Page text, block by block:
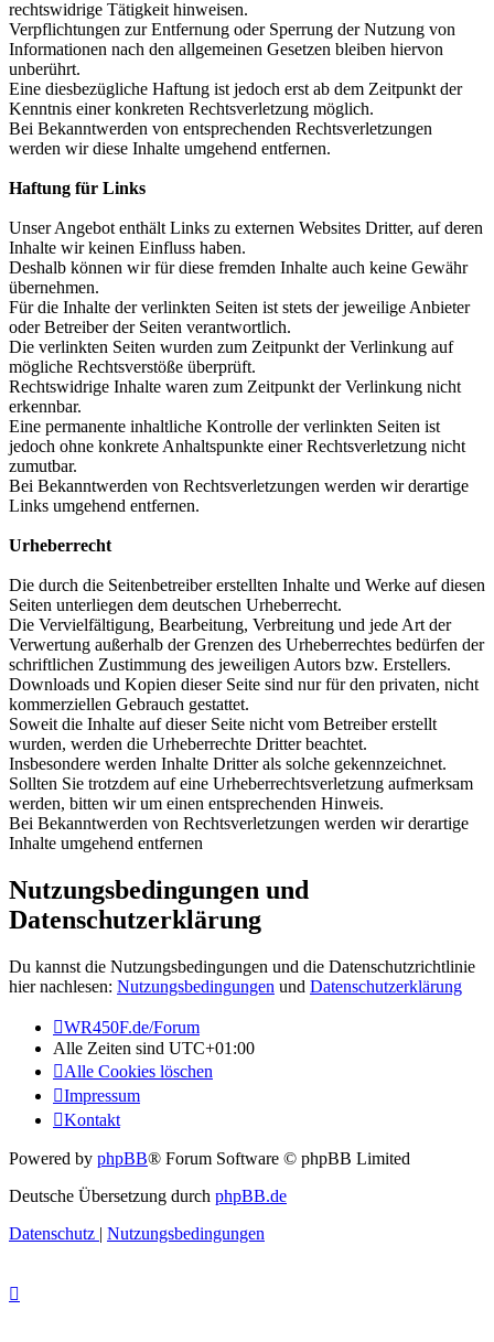
rechtswidrige Tätigkeit hinweisen.
Verpflichtungen zur Entfernung oder Sperrung der Nutzung von
Informationen nach den allgemeinen Gesetzen bleiben hiervon
unberührt.
Eine diesbezügliche Haftung ist jedoch erst ab dem Zeitpunkt der
Kenntnis einer konkreten Rechtsverletzung möglich.
Bei Bekanntwerden von entsprechenden Rechtsverletzungen
werden wir diese Inhalte umgehend entfernen.
Haftung für Links
Unser Angebot enthält Links zu externen Websites Dritter, auf deren
Inhalte wir keinen Einfluss haben.
Deshalb können wir für diese fremden Inhalte auch keine Gewähr
übernehmen.
Für die Inhalte der verlinkten Seiten ist stets der jeweilige Anbieter
oder Betreiber der Seiten verantwortlich.
Die verlinkten Seiten wurden zum Zeitpunkt der Verlinkung auf
mögliche Rechtsverstöße überprüft.
Rechtswidrige Inhalte waren zum Zeitpunkt der Verlinkung nicht
erkennbar.
Eine permanente inhaltliche Kontrolle der verlinkten Seiten ist
jedoch ohne konkrete Anhaltspunkte einer Rechtsverletzung nicht
zumutbar.
Bei Bekanntwerden von Rechtsverletzungen werden wir derartige
Links umgehend entfernen.
Urheberrecht
Die durch die Seitenbetreiber erstellten Inhalte und Werke auf diesen
Seiten unterliegen dem deutschen Urheberrecht.
Die Vervielfältigung, Bearbeitung, Verbreitung und jede Art der
Verwertung außerhalb der Grenzen des Urheberrechtes bedürfen der
schriftlichen Zustimmung des jeweiligen Autors bzw. Erstellers.
Downloads und Kopien dieser Seite sind nur für den privaten, nicht
kommerziellen Gebrauch gestattet.
Soweit die Inhalte auf dieser Seite nicht vom Betreiber erstellt
wurden, werden die Urheberrechte Dritter beachtet.
Insbesondere werden Inhalte Dritter als solche gekennzeichnet.
Sollten Sie trotzdem auf eine Urheberrechtsverletzung aufmerksam
werden, bitten wir um einen entsprechenden Hinweis.
Bei Bekanntwerden von Rechtsverletzungen werden wir derartige
Inhalte umgehend entfernen
Nutzungsbedingungen und
Datenschutzerklärung
Du kannst die Nutzungsbedingungen und die Datenschutzrichtlinie
hier nachlesen: Nutzungsbedingungen und Datenschutzerklärung
WR450F.de/Forum
Alle Zeiten sind UTC+01:00
Alle Cookies löschen
Impressum
Kontakt
Powered by phpBB® Forum Software © phpBB Limited
Deutsche Übersetzung durch phpBB.de
Datenschutz | Nutzungsbedingungen